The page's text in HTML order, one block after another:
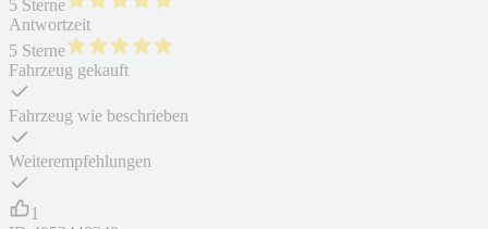
5 Sterne
Antwortzeit
5 Sterne
Fahrzeug gekauft
Fahrzeug wie beschrieben
Weiterempfehlungen
1